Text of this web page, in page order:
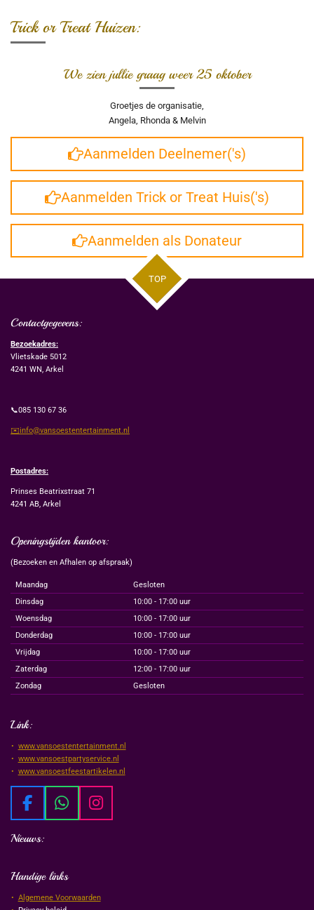
Trick or Treat Huizen:
We zien jullie graag weer 25 oktober
Groetjes de organisatie,
Angela, Rhonda & Melvin
Aanmelden Deelnemer('s)
Aanmelden Trick or Treat Huis('s)
Aanmelden als Donateur
TOP
Contactgegevens:
Bezoekadres:
Vlietskade 5012
4241 WN, Arkel
📞085 130 67 36
✉️info@vansoestentertainment.nl
Postadres:
Prinses Beatrixstraat 71
4241 AB, Arkel
Openingstijden kantoor:
(Bezoeken en Afhalen op afspraak)
Maandag
Gesloten
Dinsdag
10:00 - 17:00 uur
Woensdag
10:00 - 17:00 uur
Donderdag
10:00 - 17:00 uur
Vrijdag
10:00 - 17:00 uur
Zaterdag
12:00 - 17:00 uur
Zondag
Gesloten
Link:
www.vansoestentertainment.nl
www.vansoestpartyservice.nl
www.vansoestfeestartikelen.nl
F
c
b
o
W
s
p
I
r
Nieuws:
Handige links
Algemene Voorwaarden